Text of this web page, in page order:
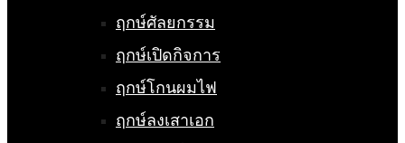
ฤกษ์ศัลยกรรม
ฤกษ์เปิดกิจการ
ฤกษ์โกนผมไฟ
ฤกษ์ลงเสาเอก